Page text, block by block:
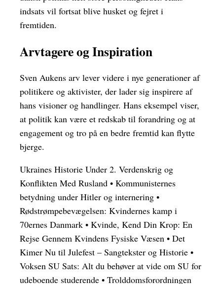
indsats vil fortsat blive husket og fejret i
fremtiden.
Arvtagere og Inspiration
Sven Aukens arv lever videre i nye generationer af
politikere og aktivister, der lader sig inspirere af
hans visioner og handlinger. Hans eksempel viser,
at politik kan være et redskab til forandring og at
engagement og tro på en bedre fremtid kan flytte
bjerge.
Ukraines Historie Under 2. Verdenskrig og
Konflikten Med Rusland • Kommunisternes
betydning under Hitler og internering •
Rødstrømpebevægelsen: Kvindernes kamp i
70ernes Danmark • Kvinde, Kend Din Krop: En
Rejse Gennem Kvindens Fysiske Væsen • Det
Kimer Nu til Julefest – Sangtekster og Historie •
Voksen SU Sats: Alt du behøver at vide om SU for
udeboende studerende • Trolddomsforordningen